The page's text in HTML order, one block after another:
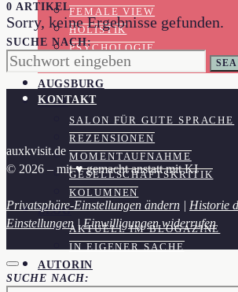
FEMALE VIEW
HOLISTIK
PSYCHOLOGIE
GESUNDHEIT
AUGSBURG
SFGS
SALON FÜR GUTE SPRACHE
REZENSIONEN
MOMENTAUFNAHME
GESELLSCHAFTSKRITIK
KOLUMNEN
BLOG
AKTUELL IM BLOGAZINE
IN EIGENER SACHE
AUTORIN
0 ARTIKEL
Sorry, keine Ergebnisse gefunden.
SUCHE NACH:
KONTAKT
auxkvisit.de
© 2026 – mit ♥︎ gemacht anstatt mit KI
Privatsphäre-Einstellungen ändern | Historie
Einstellungen |Einwilligungen widerrufen
SUCHE NACH: